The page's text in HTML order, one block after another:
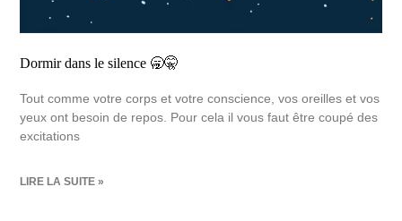
Dormir dans le silence 🥱🤫
Tout comme votre corps et votre conscience, vos oreilles et vos
yeux ont besoin de repos. Pour cela il vous faut être coupé des
excitations
LIRE LA SUITE »